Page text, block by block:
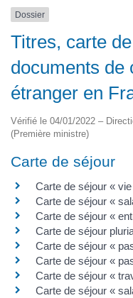
Dossier
Titres, carte
documents de
étranger en
Vérifié le 04/01/2022 –
(Première ministre)
Carte de séjour
Carte de séjour «
Carte de séjour «
Carte de séjour «
Carte de séjour
Carte de séjour «
Carte de séjour «
Carte de séjour «
Carte de séjour «